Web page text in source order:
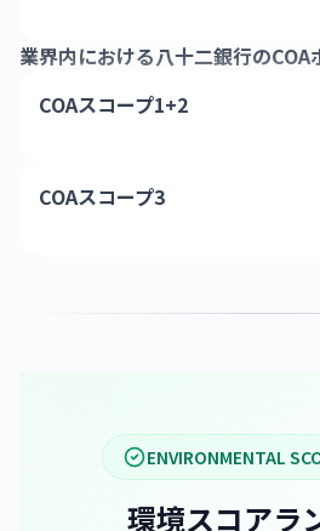
業界内における八十二銀行のCOA
COAスコープ1+2
COAスコープ3
ENVIRONMENTAL
環境スコアラ